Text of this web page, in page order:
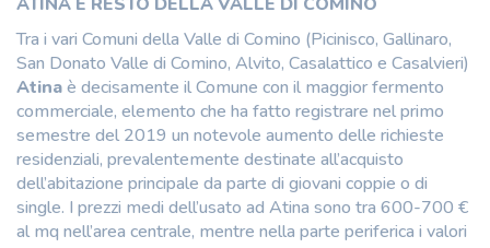
Tra i vari Comuni della Valle di Comino (Picinisco, Gallinaro,
San Donato Valle di Comino, Alvito, Casalattico e Casalvieri)
Atinaè decisamente il Comune con il maggior fermento
commerciale, elemento che ha fatto registrare nel primo
semestre del 2019 un notevole aumento delle richieste
residenziali, prevalentemente destinate all’acquisto
dell’abitazione principale da parte di giovani coppie o di
single. I prezzi medi dell’usato ad Atina sono tra 600-700 €
al mq nell’area centrale, mentre nella parte periferica i valori